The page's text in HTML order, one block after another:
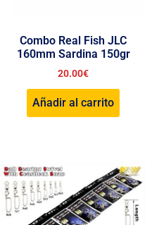
Combo Real Fish JLC
160mm Sardina 150gr
20.00€
Añadir al carrito